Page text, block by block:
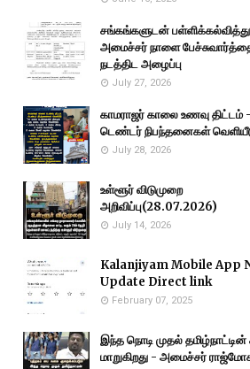
சங்கங்களுடன்
அமைச்சர் நாளை
நடத்திட அழைப்பு
July 27, 2026
காமராஜர் காலை உணவு திட்டம் -
டெண்டர் நிபந்தனைகள்
July 28, 2026
உள்ளூர் விடுமுறை
அறிவிப்பு(28.07.2026)
July 14, 2026
Kalanjiyam Mobile App
Update Direct link
February 07, 2025
இந்த நொடி முதல் தமிழ்நாட்டின்
மாறுகிறது - அமைச்சர்